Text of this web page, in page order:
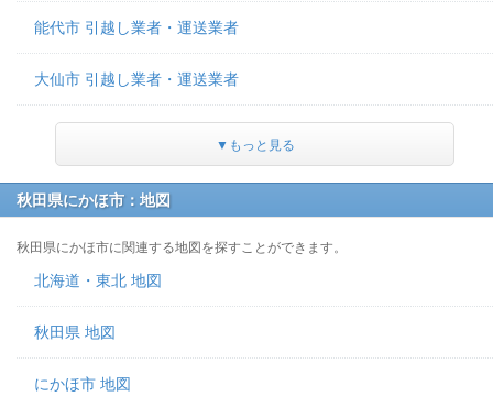
能代市 引越し業者・運送業者
大仙市 引越し業者・運送業者
▼もっと見る
秋田県にかほ市：地図
秋田県にかほ市に関連する地図を探すことができます。
北海道・東北 地図
秋田県 地図
にかほ市 地図